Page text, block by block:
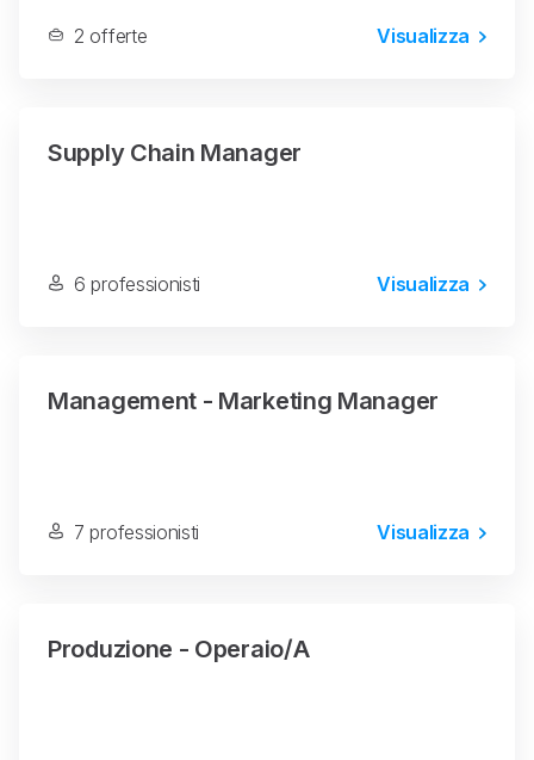
2 offerte Visualizza
Supply Chain Manager
6 professionisti Visualizza
Management - Marketing Manager
7 professionisti Visualizza
Produzione - Operaio/a